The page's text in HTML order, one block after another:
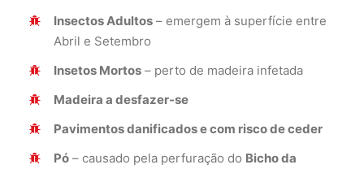
Insectos Adultos – emergem à superfície entre
Abril e Setembro
Insetos Mortos – perto de madeira infetada
Madeira a desfazer-se
Pavimentos danificados e com risco de ceder
Pó – causado pela perfuração do Bicho da